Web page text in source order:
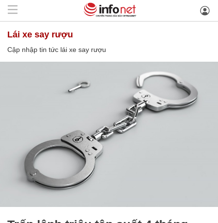
lái xe say rượu
Cập nhập tin tức lái xe say rượu